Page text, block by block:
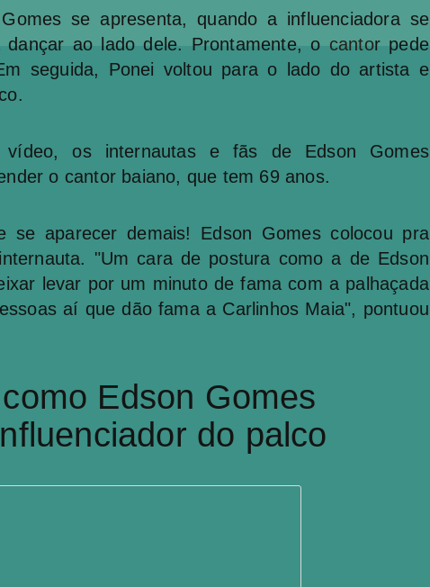
se apresenta, quando a influenciadora se
ao lado dele. Prontamente, o cantor pede
seguida, Ponei voltou para o lado do artista e
vídeo, os internautas e fãs de Edson Gomes
o cantor baiano, que tem 69 anos.
se aparecer demais! Edson Gomes colocou pra
"Um cara de postura como a de Edson
levar por um minuto de fama com a palhaçada
aí que dão fama a Carlinhos Maia", pontuou
Edson Gomes
do palco